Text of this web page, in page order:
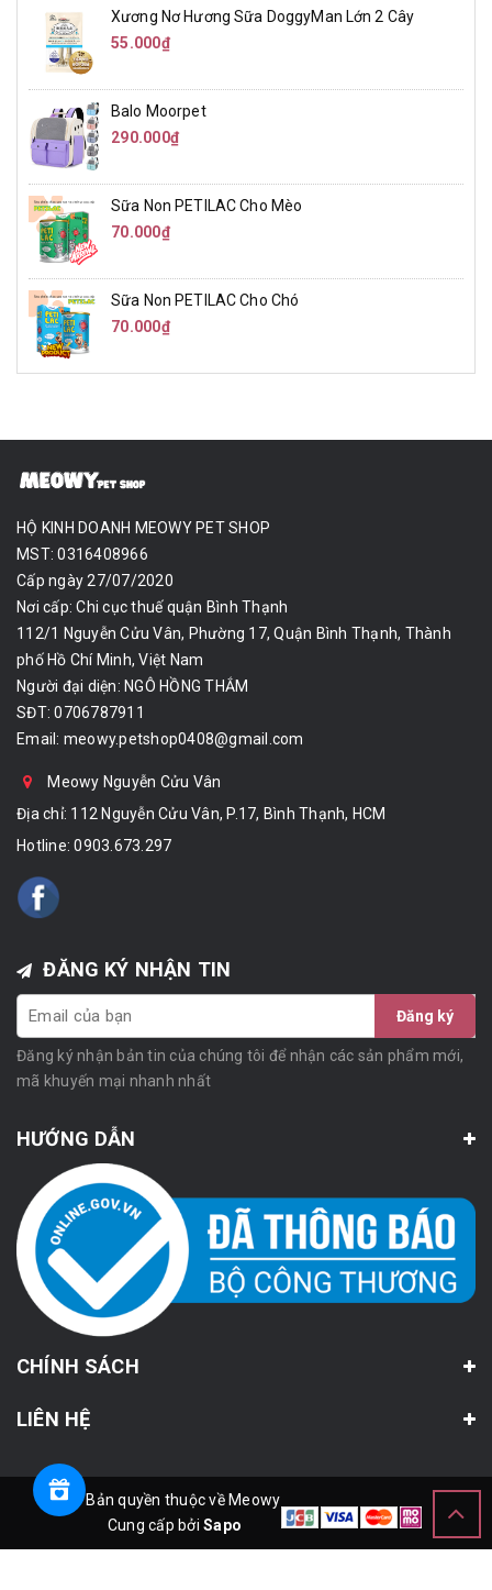
Xương Nơ Hương Sữa DoggyMan Lớn 2 Cây
55.000₫
Balo Moorpet
290.000₫
Sữa Non PETILAC Cho Mèo
70.000₫
Sữa Non PETILAC Cho Chó
70.000₫
HỘ KINH DOANH MEOWY PET SHOP
MST: 0316408966
Cấp ngày 27/07/2020
Nơi cấp: Chi cục thuế quận Bình Thạnh
112/1 Nguyễn Cửu Vân, Phường 17, Quận Bình Thạnh, Thành
phố Hồ Chí Minh, Việt Nam
Người đại diện: NGÔ HỒNG THẮM
SĐT: 0706787911
Email: meowy.petshop0408@gmail.com
Meowy Nguyễn Cửu Vân
Địa chỉ: 112 Nguyễn Cửu Vân, P.17, Bình Thạnh, HCM
Hotline:0903.673.297
ĐĂNG KÝ NHẬN TIN
Đăng ký
Đăng ký nhận bản tin của chúng tôi để nhận các sản phẩm mới,
mã khuyến mại nhanh nhất
HƯỚNG DẪN
CHÍNH SÁCH
LIÊN HỆ
© Bản quyền thuộc về Meowy
Cung cấp bởiSapo